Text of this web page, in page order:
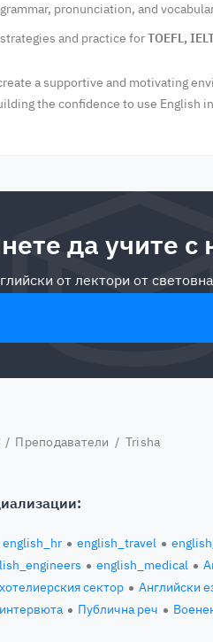
pronunciation, and
and practice forTOEFL,
a supportive and motivating
the confidence to use English
да учите
от лектори от
/ Преподаватели / Trisha
english_hr english_travel
english_medical
сектор
Английски
Публична реч